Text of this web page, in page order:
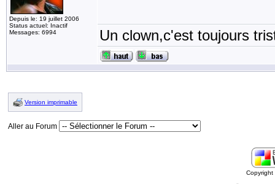
Depuis le: 19 juillet 2006
Status actuel: Inactif
Messages: 6994
Un clown,c'est toujours
Version imprimable
Aller au Forum